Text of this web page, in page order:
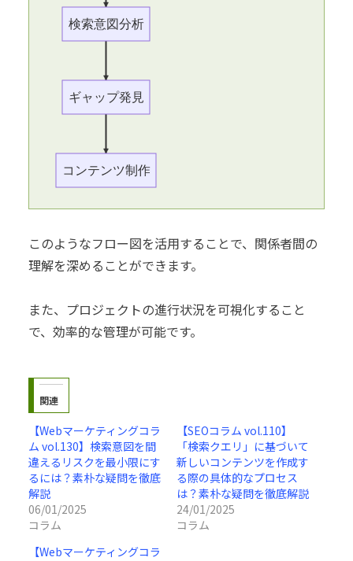
検索意図分析
ギャップ発見
コンテンツ制作
このようなフロー図を活用することで、関係者間の
理解を深めることができます。
また、プロジェクトの進行状況を可視化すること
で、効率的な管理が可能です。
関連
【Webマーケティングコラ
ム vol.130】検索意図を間
違えるリスクを最小限にす
るには？素朴な疑問を徹底
解説
06/01/2025
コラム
【SEOコラム vol.110】
「検索クエリ」に基づいて
新しいコンテンツを作成す
る際の具体的なプロセス
は？素朴な疑問を徹底解説
24/01/2025
コラム
【Webマーケティングコラ